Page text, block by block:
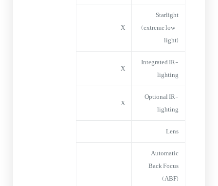
Starlight
(extreme low-
light)
X
Integrated IR-
lighting
X
Optional IR-
lighting
X
Lens
Automatic
Back Focus
(ABF)